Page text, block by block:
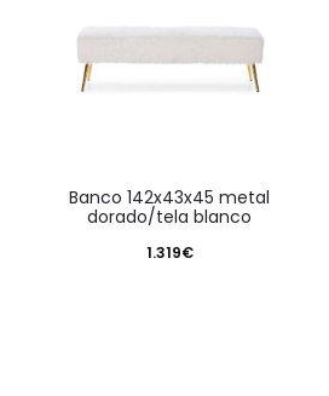
banco 142x43x45 metal
dorado/tela blanco
1.319€